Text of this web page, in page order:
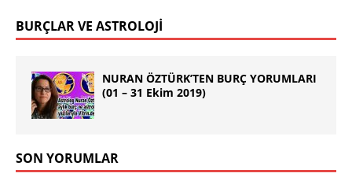
BURÇLAR VE ASTROLOJİ
NURAN ÖZTÜRK’TEN BURÇ YORUMLARI
(01 – 31 Ekim 2019)
SON YORUMLAR